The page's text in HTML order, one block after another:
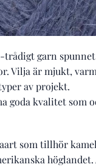
trådigt garn
Vilja är mjukt,
av projekt.
goda kvalitet som
som tillhör